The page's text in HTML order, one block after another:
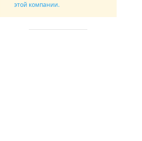
этой компании.